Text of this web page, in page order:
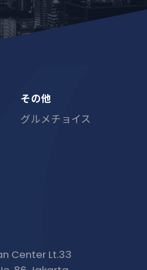
その他
グルメチョイス
Center Lt.33